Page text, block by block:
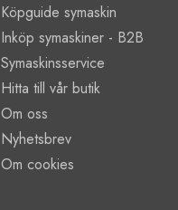
Köpguide symaskin
Inköp symaskiner - B2B
Symaskinsservice
Hitta till vår butik
Om oss
Nyhetsbrev
Om cookies